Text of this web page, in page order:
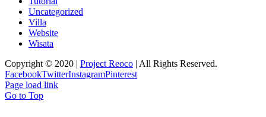
Uncategorized
Villa
Website
Wisata
Copyright © 2020 | Project Reoco | All Rights Reserved.
FacebookTwitterInstagramPinterest
Page load link
Go to Top